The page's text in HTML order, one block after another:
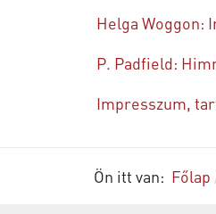
Helga Woggon:
P. Padfield:
Impresszum,
Ön itt van: Főlap